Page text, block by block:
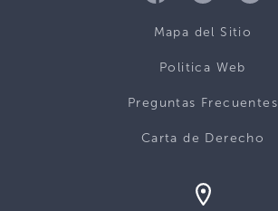
Mapa del Sitio
Politica Web
Preguntas Frecuentes
Carta de Derecho